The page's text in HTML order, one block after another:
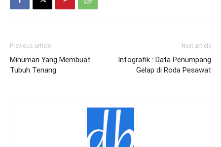
Previous article
Minuman Yang Membuat
Tubuh Tenang
Next article
Infografik : Data Penumpang
Gelap di Roda Pesawat